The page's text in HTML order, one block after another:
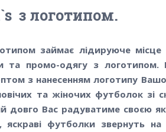
з логотипом.
займає лідируюче місце
та промо-одягу з
з нанесенням логотипу
та жіночих футболок зі
довго Вас радуватиме своєю
яскраві футболки звернуть